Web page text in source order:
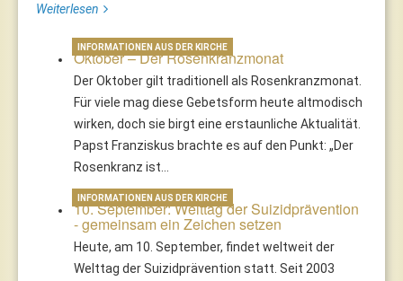
Weiterlesen
Oktober – Der Rosenkranzmonat
Der Oktober gilt traditionell als Rosenkranzmonat.
Für viele mag diese Gebetsform heute altmodisch
wirken, doch sie birgt eine erstaunliche Aktualität.
Papst Franziskus brachte es auf den Punkt: „Der
Rosenkranz ist…
INFORMATIONEN AUS DER KIRCHE
10. September: Welttag der Suizidprävention
- gemeinsam ein Zeichen setzen
Heute, am 10. September, findet weltweit der
Welttag der Suizidprävention statt. Seit 2003
INFORMATIONEN AUS DER KIRCHE